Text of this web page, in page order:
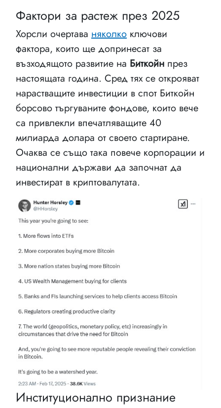
Фактори за растеж през 2025
Хорсли очертава няколко ключови
фактора, които ще допринесат за
възходящото развитие на Биткойн през
настоящата година. Сред тях се открояват
нарастващите инвестиции в спот Биткойн
борсово търгуваните фондове, които вече
са привлекли впечатляващите 40
милиарда долара от своето стартиране.
Очаква се също така повече корпорации и
национални държави да започнат да
инвестират в криптовалутата.
Институционално признание